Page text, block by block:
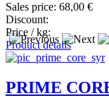
Sales price: 68,00 €
Discount:
Price / kg:
Product details
PRIME